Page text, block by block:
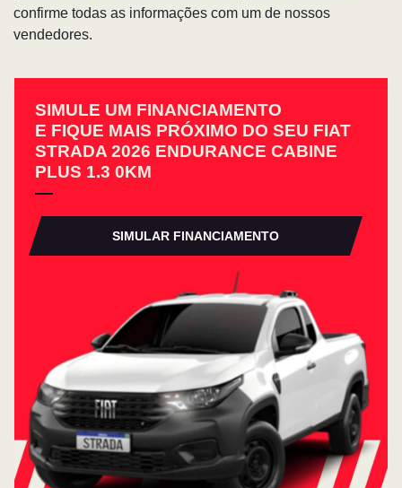
confirme todas as informações com um de nossos
vendedores.
SIMULE UM FINANCIAMENTO
E FIQUE MAIS PRÓXIMO DO SEU FIAT
STRADA 2026 ENDURANCE CABINE
PLUS 1.3 0KM
SIMULAR FINANCIAMENTO